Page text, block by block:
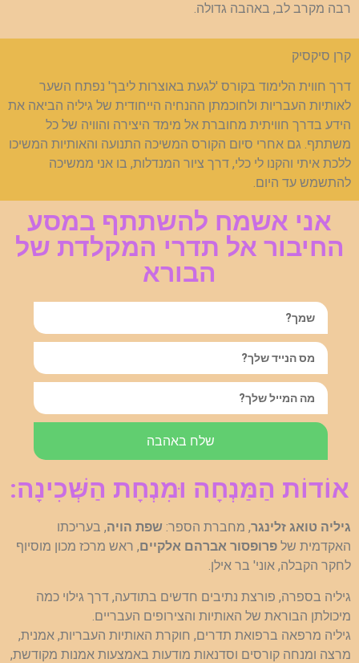
רבה מקרב לב, באהבה גדולה.
קרן סיקסיק
דרך חווית הלימוד בקורס 'לגעת באוצרות ליבך' נפתח השער
לאותיות העבריות ולחוכמתן ההנחיה הייחודית של גיליה הביאה את
הידע בדרך חוויתית מחוברת אל מימד היצירה והוויה של כל
משתתף. גם אחרי סיום הקורס המשיכה התנועה והאותיות המשיכו
ללכת איתי והקנו לי כלי, דרך ציור המנדלות, בו אני ממשיכה
להתשמש עד היום.
אני אשמח להשתתף במסע
החיבור אל תדרי המקלדת של
הבורא
שלח באהבה
אוֹדוֹת הַמַּנְחָה וּמִנְחָת הַשְּׁכִינָה:
גיליה טואג זלינגר, מחברת הספר: שפת הויה, בעריכתו
האקדמית של פרופסור אברהם אלקיים, ראש מרכז מכון מוסיוף
לחקר הקבלה, אוני' בר אילן.
גיליה בספרה, פורצת נתיבים חדשים בתודעה, דרך גילוי כמה
מיכולתן הבוראת של האותיות והצירופים העבריים.
גיליה מרפאה ברפואת תדרים, חוקרת האותיות העבריות, אמנית,
מרצה ומנחה קורסים וסדנאות מודעות באמצעות אמנות מקודשת,